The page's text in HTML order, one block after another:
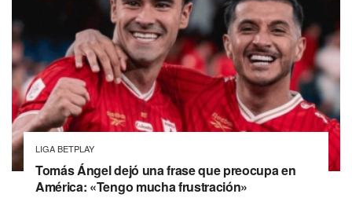
LIGA BETPLAY
Tomás Ángel dejó una frase que preocupa en
América: «Tengo mucha frustración»